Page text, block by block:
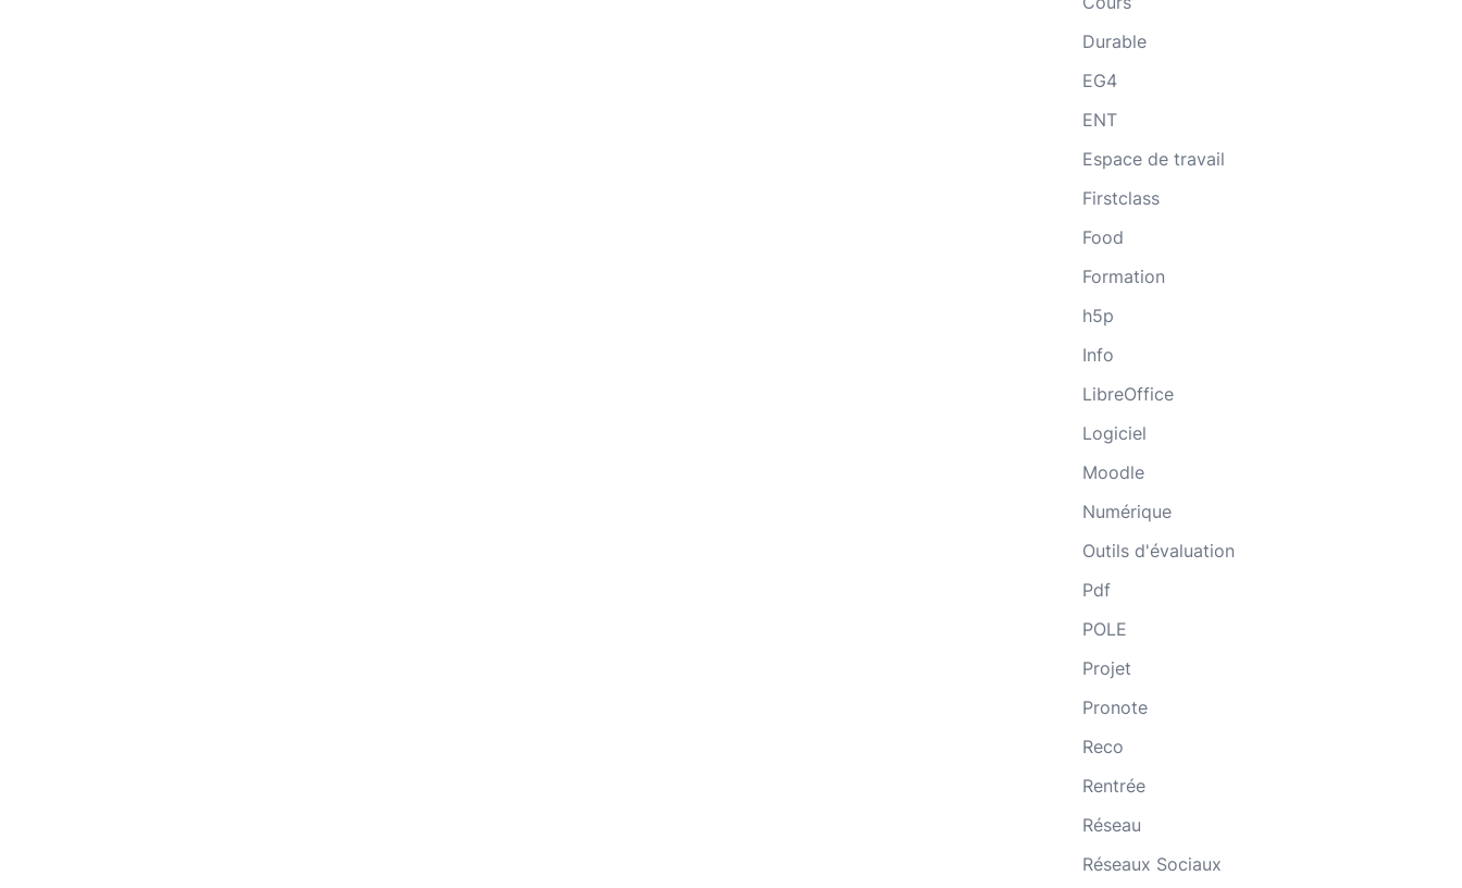
Durable
EG4
ENT
Espace de travail
Firstclass
Food
Formation
h5p
Info
LibreOffice
Logiciel
Moodle
Numérique
Outils d'évaluation
Pdf
POLE
Projet
Pronote
Reco
Rentrée
Réseau
Réseaux Sociaux